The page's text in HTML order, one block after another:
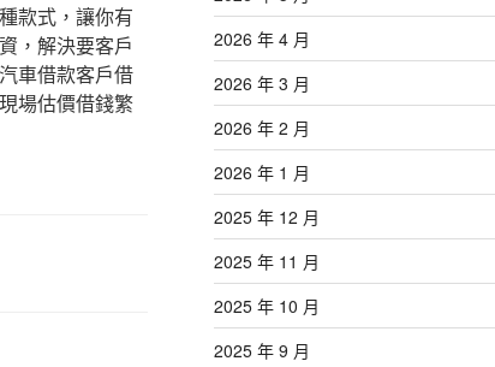
款式，讓你有
，解決要客戶
車借款客戶借
場估價借錢繁
2026 年 4 月
2026 年 3 月
2026 年 2 月
2026 年 1 月
2025 年 12 月
2025 年 11 月
2025 年 10 月
2025 年 9 月